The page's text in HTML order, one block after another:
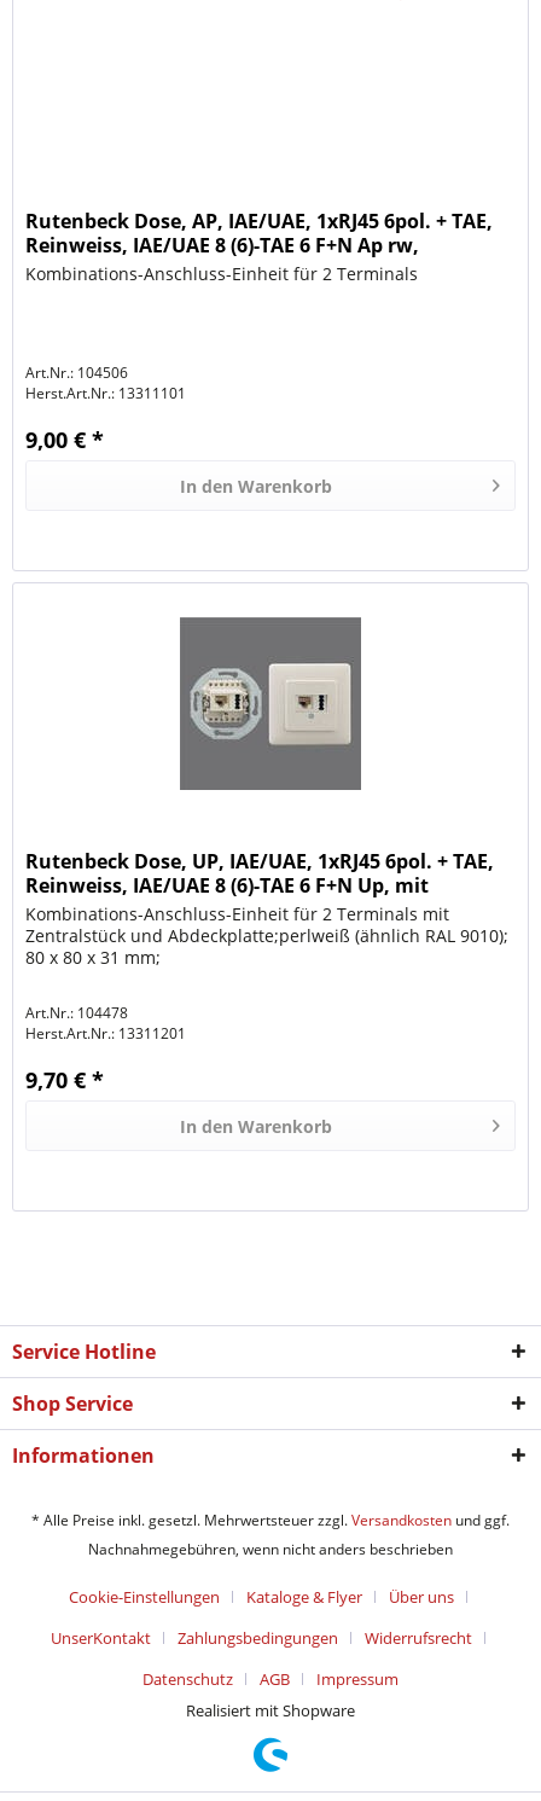
Rutenbeck Dose, AP, IAE/UAE, 1xRJ45 6pol. + TAE,
Reinweiss, IAE/UAE 8 (6)-TAE 6 F+N Ap rw,
Kombinations-Anschluss-Einheit für 2 Terminals
Art.Nr.: 104506
Herst.Art.Nr.: 13311101
9,00 € *
In den Warenkorb
Rutenbeck Dose, UP, IAE/UAE, 1xRJ45 6pol. + TAE,
Reinweiss, IAE/UAE 8 (6)-TAE 6 F+N Up, mit
Abdeckra
Kombinations-Anschluss-Einheit für 2 Terminals mit
Zentralstück und Abdeckplatte;perlweiß (ähnlich RAL 9010);
80 x 80 x 31 mm;
Art.Nr.: 104478
Herst.Art.Nr.: 13311201
9,70 € *
In den Warenkorb
Service Hotline
Shop Service
Informationen
* Alle Preise inkl. gesetzl. Mehrwertsteuer zzgl.Versandkosten und ggf.
Nachnahmegebühren, wenn nicht anders beschrieben
Cookie-Einstellungen Kataloge & Flyer
Über uns
UnserKontakt
Zahlungsbedingungen
Widerrufsrecht
Datenschutz
AGB
Impressum
Realisiert mit Shopware